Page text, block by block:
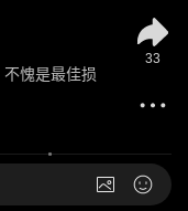
愧是最佳损
33